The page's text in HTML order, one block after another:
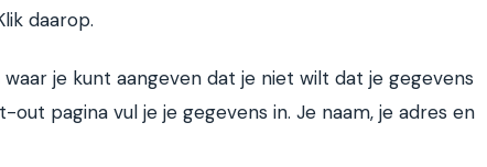
daarop.
je kunt aangeven dat je niet wilt dat je gegevens
pagina vul je je gegevens in. Je naam, je adres en